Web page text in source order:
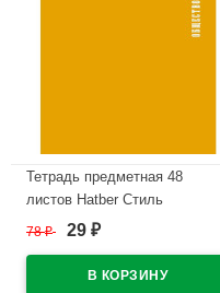
Тетрадь предметная 48
листов Hatber Стиль
Обществознание пластиковая
78₽ 29 ₽